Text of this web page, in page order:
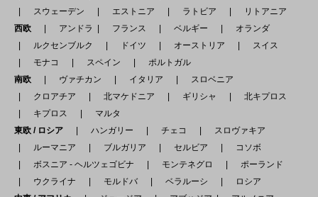
スウェーデン
エストニア ラトビア
リトアニア
西欧
アンドラ フランス ベルギー
オランダ
ルクセンブルク
ドイツ オーストリア
スイス
モナコ
スペイン
ポルトガル
南欧
ヴァチカン イタリア
スロベニア
クロアチア
北マケドニア ギリシャ
北キプロス
キプロス
マルタ
東欧 / ロシア
ハンガリー チェコ
スロヴァキア
ルーマニア
ブルガリア セルビア
コソボ
ボスニア - ヘルツェゴビナ
モンテネグロ
ポーランド
ウクライナ
モルドバ ベラルーシ
ロシア